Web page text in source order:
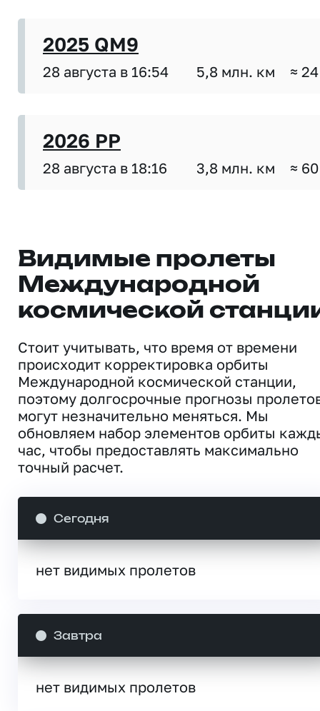
2025 QM9
28 августа в 16:54 5,8 млн. км ≈
2026 PP
28 августа в 18:16 3,8 млн. км ≈
Видимые пролеты
Международной
космической
Стоит учитывать, что время от времени
происходит корректировка орбиты
Международной космической станции,
поэтому долгосрочные прогнозы
могут незначительно меняться. Мы
обновляем набор элементов орбиты
час, чтобы предоставлять максимально
точный расчет.
Сегодня
нет видимых пролетов
Завтра
нет видимых пролетов